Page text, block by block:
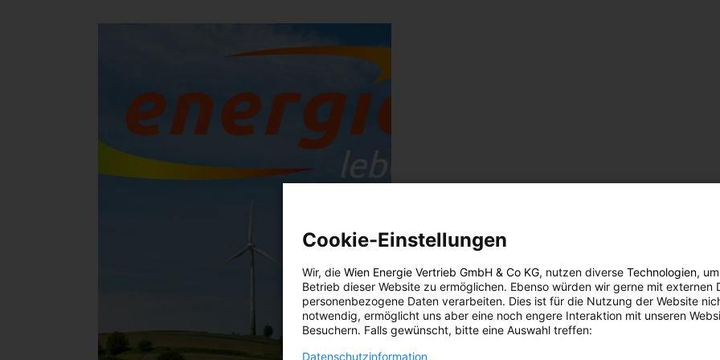
Cookie-Einstellungen
Wir, die Wien Energie Vertrieb GmbH & Co KG, nutzen diverse Technologien,
Betrieb dieser Website zu ermöglichen. Ebenso würden wir gerne mit externen
personenbezogene Daten verarbeiten. Dies ist für die Nutzung der Website
notwendig, ermöglicht uns aber eine noch engere Interaktion mit unseren
Besuchern. Falls gewünscht, bitte eine Auswahl treffen:
Datenschutzinformation